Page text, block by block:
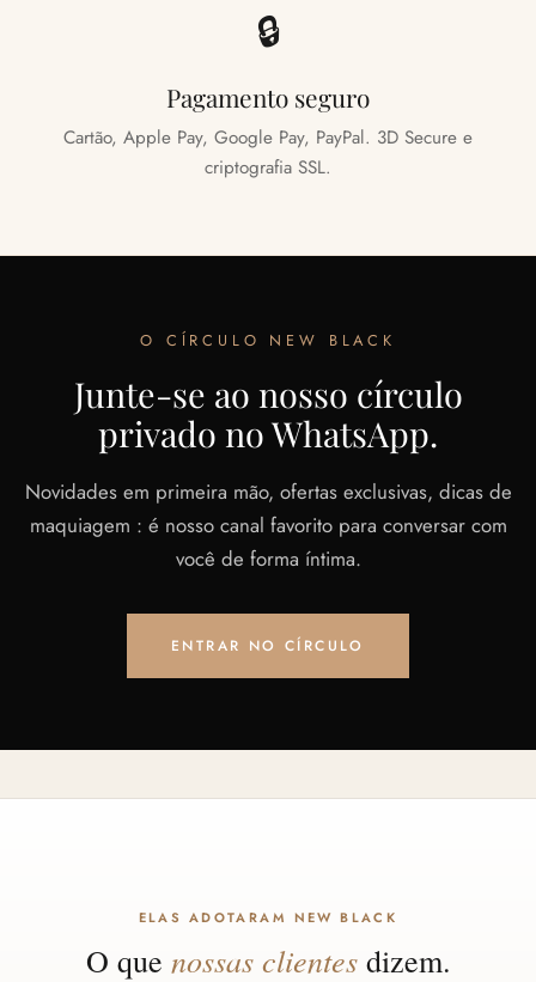
🔒
Pagamento seguro
Cartão, Apple Pay, Google Pay, PayPal. 3D Secure e
criptografia SSL.
O CÍRCULO NEW BLACK
Junte-se ao nosso círculo
privado no WhatsApp.
Novidades em primeira mão, ofertas exclusivas, dicas de
maquiagem : é nosso canal favorito para conversar com
você de forma íntima.
ENTRAR NO CÍRCULO
ELAS ADOTARAM NEW BLACK
O que nossas clientesdizem.